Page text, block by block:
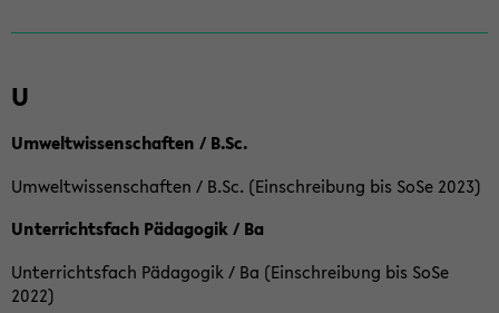
U
Umweltwissenschaften / B.Sc.
Umweltwissenschaften / B.Sc. (Einschreibung bis SoSe 2023)
Unterrichtsfach Pädagogik / Ba
Unterrichtsfach Pädagogik / Ba (Einschreibung bis SoSe
2022)